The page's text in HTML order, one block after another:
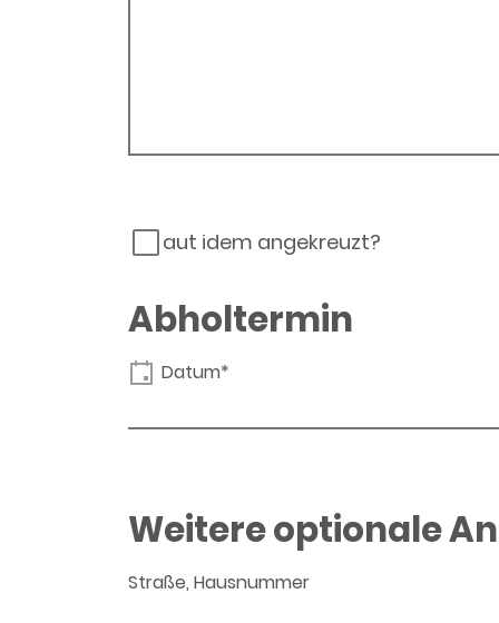
aut idem angekreuzt?
Abholtermin
Datum*
Weitere optionale
Straße, Hausnummer